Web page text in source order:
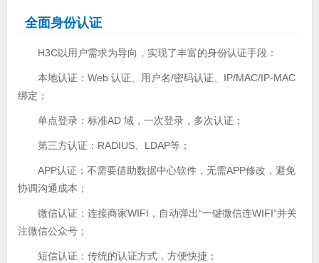
全面身份认证
H3C以用户需求为导向，实现了丰富的身份认证手段：
本地认证：Web 认证、用户名/密码认证、IP/MAC/IP-MAC
绑定；
单点登录：标准AD 域，一次登录，多次认证；
第三方认证：RADIUS、LDAP等；
APP认证：不需要借助数据中心软件，无需APP修改，避免
协调沟通成本；
微信认证：连接商家WIFI，自动弹出“一键微信连WIFI”并关
注微信公众号；
短信认证：传统的认证方式，方便快捷；